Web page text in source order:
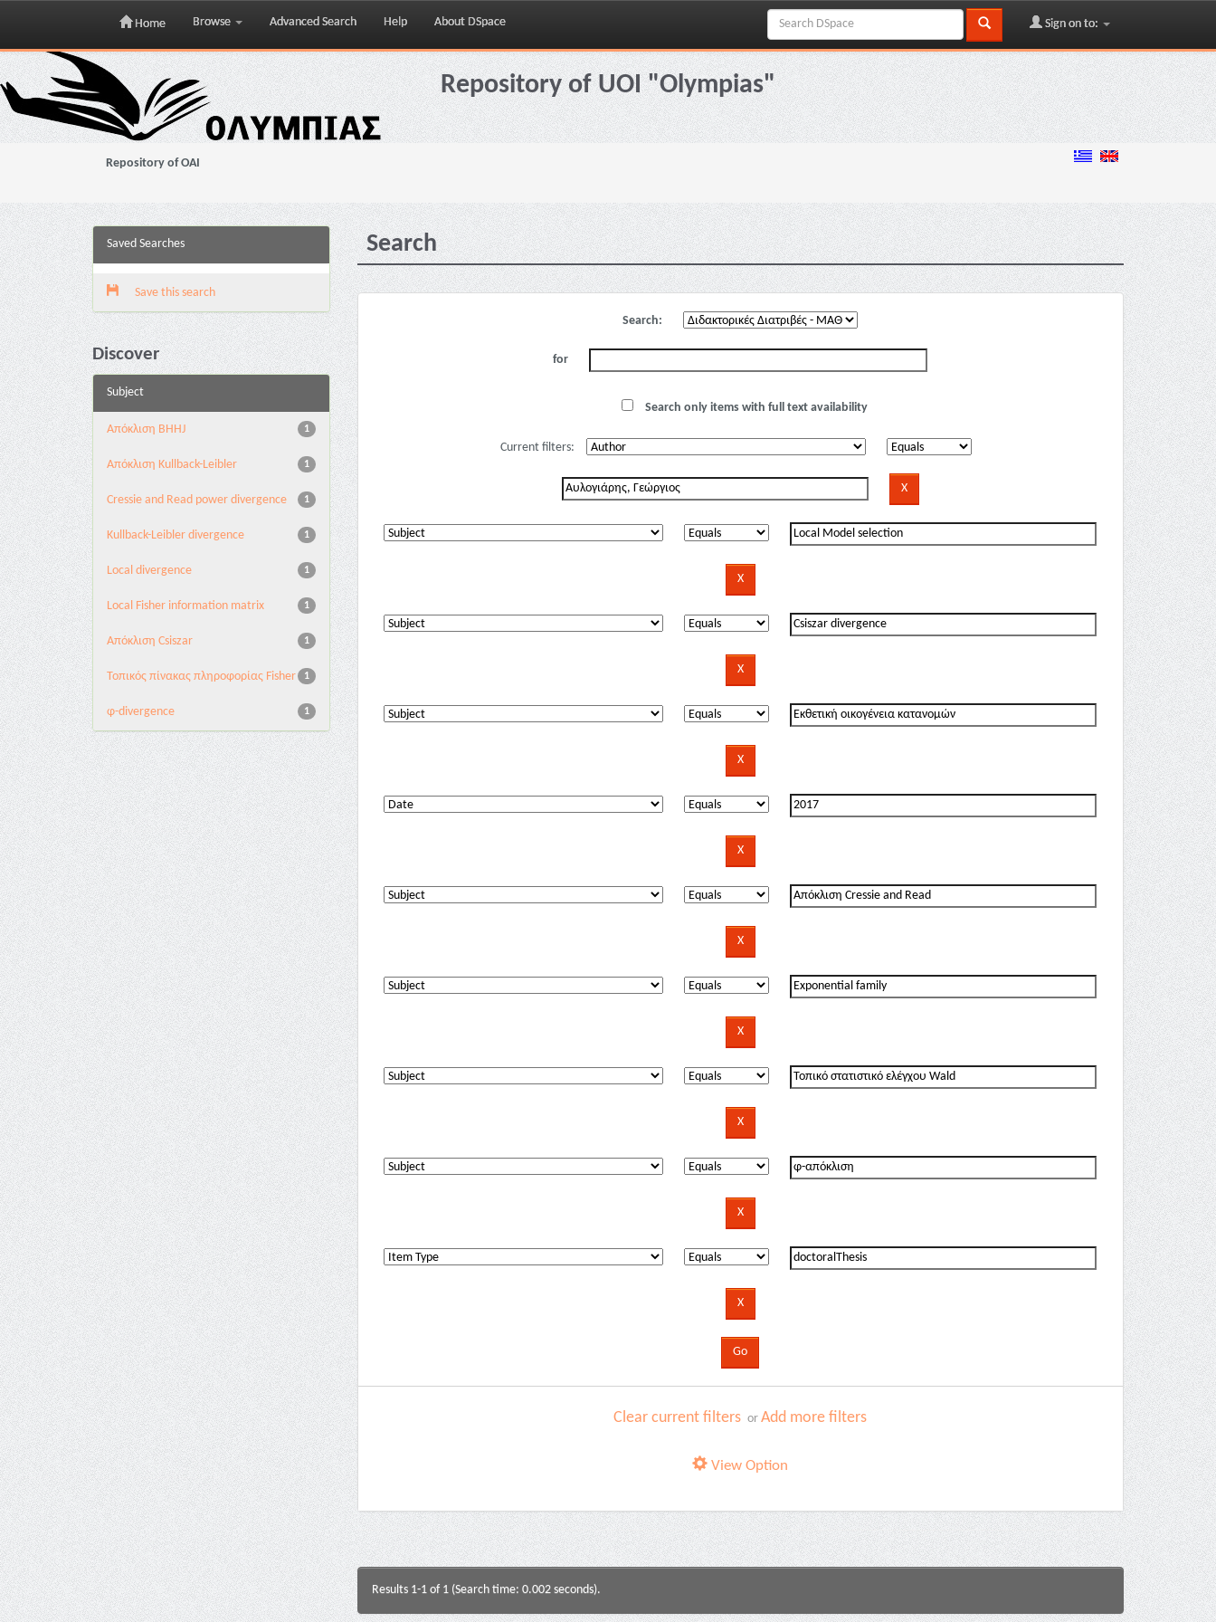
Skip
navigation
Home Browse Advanced Search Help About DSpace Sign on to:
Repository of UOI "Olympias"
Repository of OAI
Saved Searches
Save this search
Discover
Subject
1
Aπόκλιση BHHJ
1
Aπόκλιση Kullback-Leibler
1
Cressie and Read power divergence
1
Kullback-Leibler divergence
1
Local divergence
1
Local Fisher information matrix
1
Απόκλιση Csiszar
1
Τοπικός πίνακας πληροφορίας Fisher
1
φ-divergence
Search
Search:
for
Search only items with full text availability
Current filters:
Clear current filters orAdd more filters
View Option
Results 1-1 of 1 (Search time: 0.002 seconds).